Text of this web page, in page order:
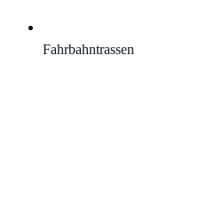
Fahrbahntrassen